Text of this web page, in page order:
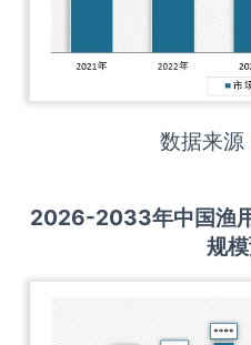
数据来源
2026-2033年中国渔
规